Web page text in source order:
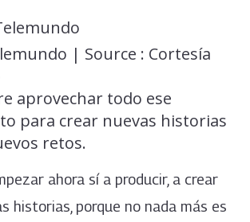
| Source : Cortesía
aprovechar todo ese
para crear nuevas historias
retos.
ahora sí a producir, a crear
historias, porque no nada más es